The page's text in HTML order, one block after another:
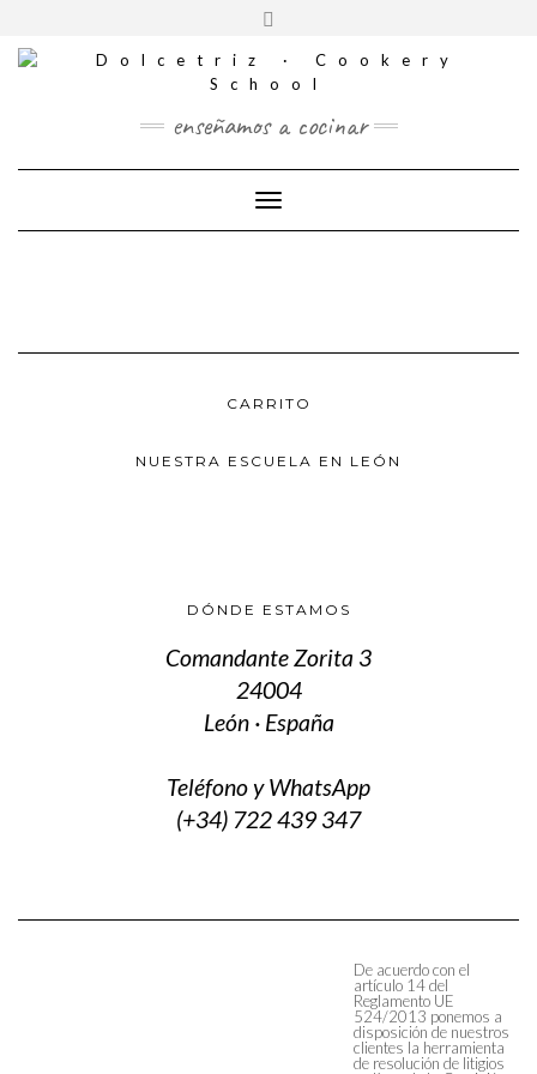
contenido
CONTACTO
SOCIALEScabecera
enseñamos a cocinar
Cambiar modo de navegación
CARRITO
NUESTRA ESCUELA EN LEÓN
DÓNDE ESTAMOS
Comandante Zorita 3
24004
León · España
Teléfono y WhatsApp
(+34) 722 439 347
De acuerdo con el
artículo 14 del
Reglamento UE
524/2013 ponemos a
disposición de nuestros
clientes la herramienta
de resolución de litigios